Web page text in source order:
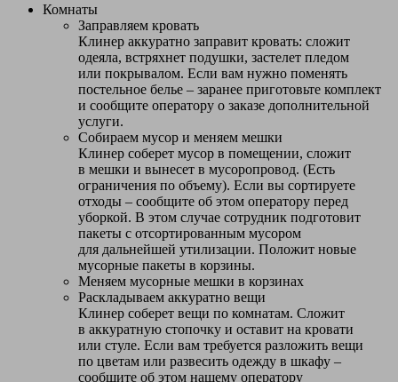
Комнаты
Заправляем кровать
Клинер аккуратно заправит кровать: сложит
одеяла, встряхнет подушки, застелет пледом
или покрывалом. Если вам нужно поменять
постельное белье – заранее приготовьте комплект
и сообщите оператору о заказе дополнительной
услуги.
Собираем мусор и меняем мешки
Клинер соберет мусор в помещении, сложит
в мешки и вынесет в мусоропровод. (Есть
ограничения по объему). Если вы сортируете
отходы – сообщите об этом оператору перед
уборкой. В этом случае сотрудник подготовит
пакеты с отсортированным мусором
для дальнейшей утилизации. Положит новые
мусорные пакеты в корзины.
Меняем мусорные мешки в корзинах
Раскладываем аккуратно вещи
Клинер соберет вещи по комнатам. Сложит
в аккуратную стопочку и оставит на кровати
или стуле. Если вам требуется разложить вещи
по цветам или развесить одежду в шкафу –
сообщите об этом нашему оператору